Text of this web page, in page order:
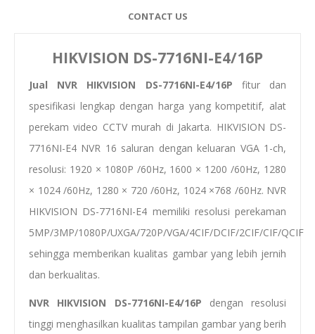
CONTACT US
HIKVISION DS-7716NI-E4/16P
Jual NVR HIKVISION DS-7716NI-E4/16P fitur dan
spesifikasi lengkap dengan harga yang kompetitif, alat
perekam video CCTV murah di Jakarta. HIKVISION DS-
7716NI-E4 NVR 16 saluran dengan keluaran VGA 1-ch,
resolusi: 1920 × 1080P /60Hz, 1600 × 1200 /60Hz, 1280
× 1024 /60Hz, 1280 × 720 /60Hz, 1024 ×768 /60Hz. NVR
HIKVISION DS-7716NI-E4 memiliki resolusi perekaman
5MP/3MP/1080P/UXGA/720P/VGA/4CIF/DCIF/2CIF/CIF/QCIF
sehingga memberikan kualitas gambar yang lebih jernih
dan berkualitas.
NVR HIKVISION DS-7716NI-E4/16P dengan resolusi
tinggi menghasilkan kualitas tampilan gambar yang berih